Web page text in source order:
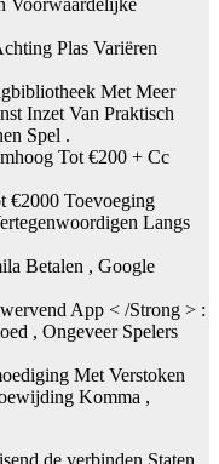
Voorwaardelijke
Plas Variëren
Met Meer
Inzet Van Praktisch
Spel .
Tot €200 + Cc
€2000 Toevoeging
Langs
Betalen , Google
App < ​​/Strong > :
, Ongeveer Spelers
Met Verstoken
Komma ,